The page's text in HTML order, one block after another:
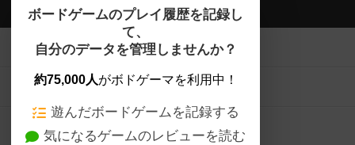
ボードゲームのプレイ履歴を記録し
て、
自分のデータを管理しませんか？
約75,000人がボドゲーマを利用中！
遊んだボードゲームを記録する
気になるゲームのレビューを読む
ボドゲーマTOP
ボードゲームを検索する
ボードゲームの新着レビュー
ボードゲーム会情報